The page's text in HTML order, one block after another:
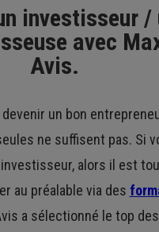
investisseur /
avec
Avis.
un bon
ne suffisent pas. Si
investisseur, alors il est
au préalable via des
a sélectionné le top des